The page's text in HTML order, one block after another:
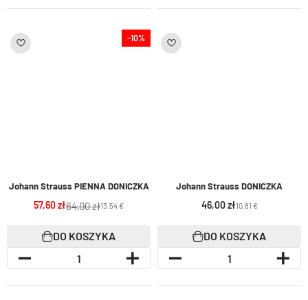
Johann Strauss PIENNA DONICZKA
57,60 64,00 13.54 €
DO KOSZYKA
-10%
Johann Strauss DONICZKA
46,00 10.81 €
DO KOSZYKA